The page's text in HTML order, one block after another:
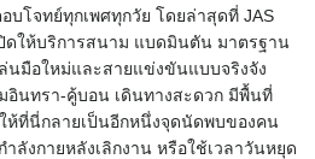
บโจทย์ทุกเพศทุกวัย โดยล่าสุดที่ JAS
ปิดให้บริการสนาม แบดมินตัน มาตรฐาน
นมือใหม่และสายแข่งขันแบบจริงจัง
อินทรา-คู้บอน เดินทางสะดวก มีพื้นที่
ห้ที่นี่กลายเป็นอีกหนึ่งจุดนัดพบของคน
ลังกายหลังเลิกงาน หรือใช้เวลาวันหยุด